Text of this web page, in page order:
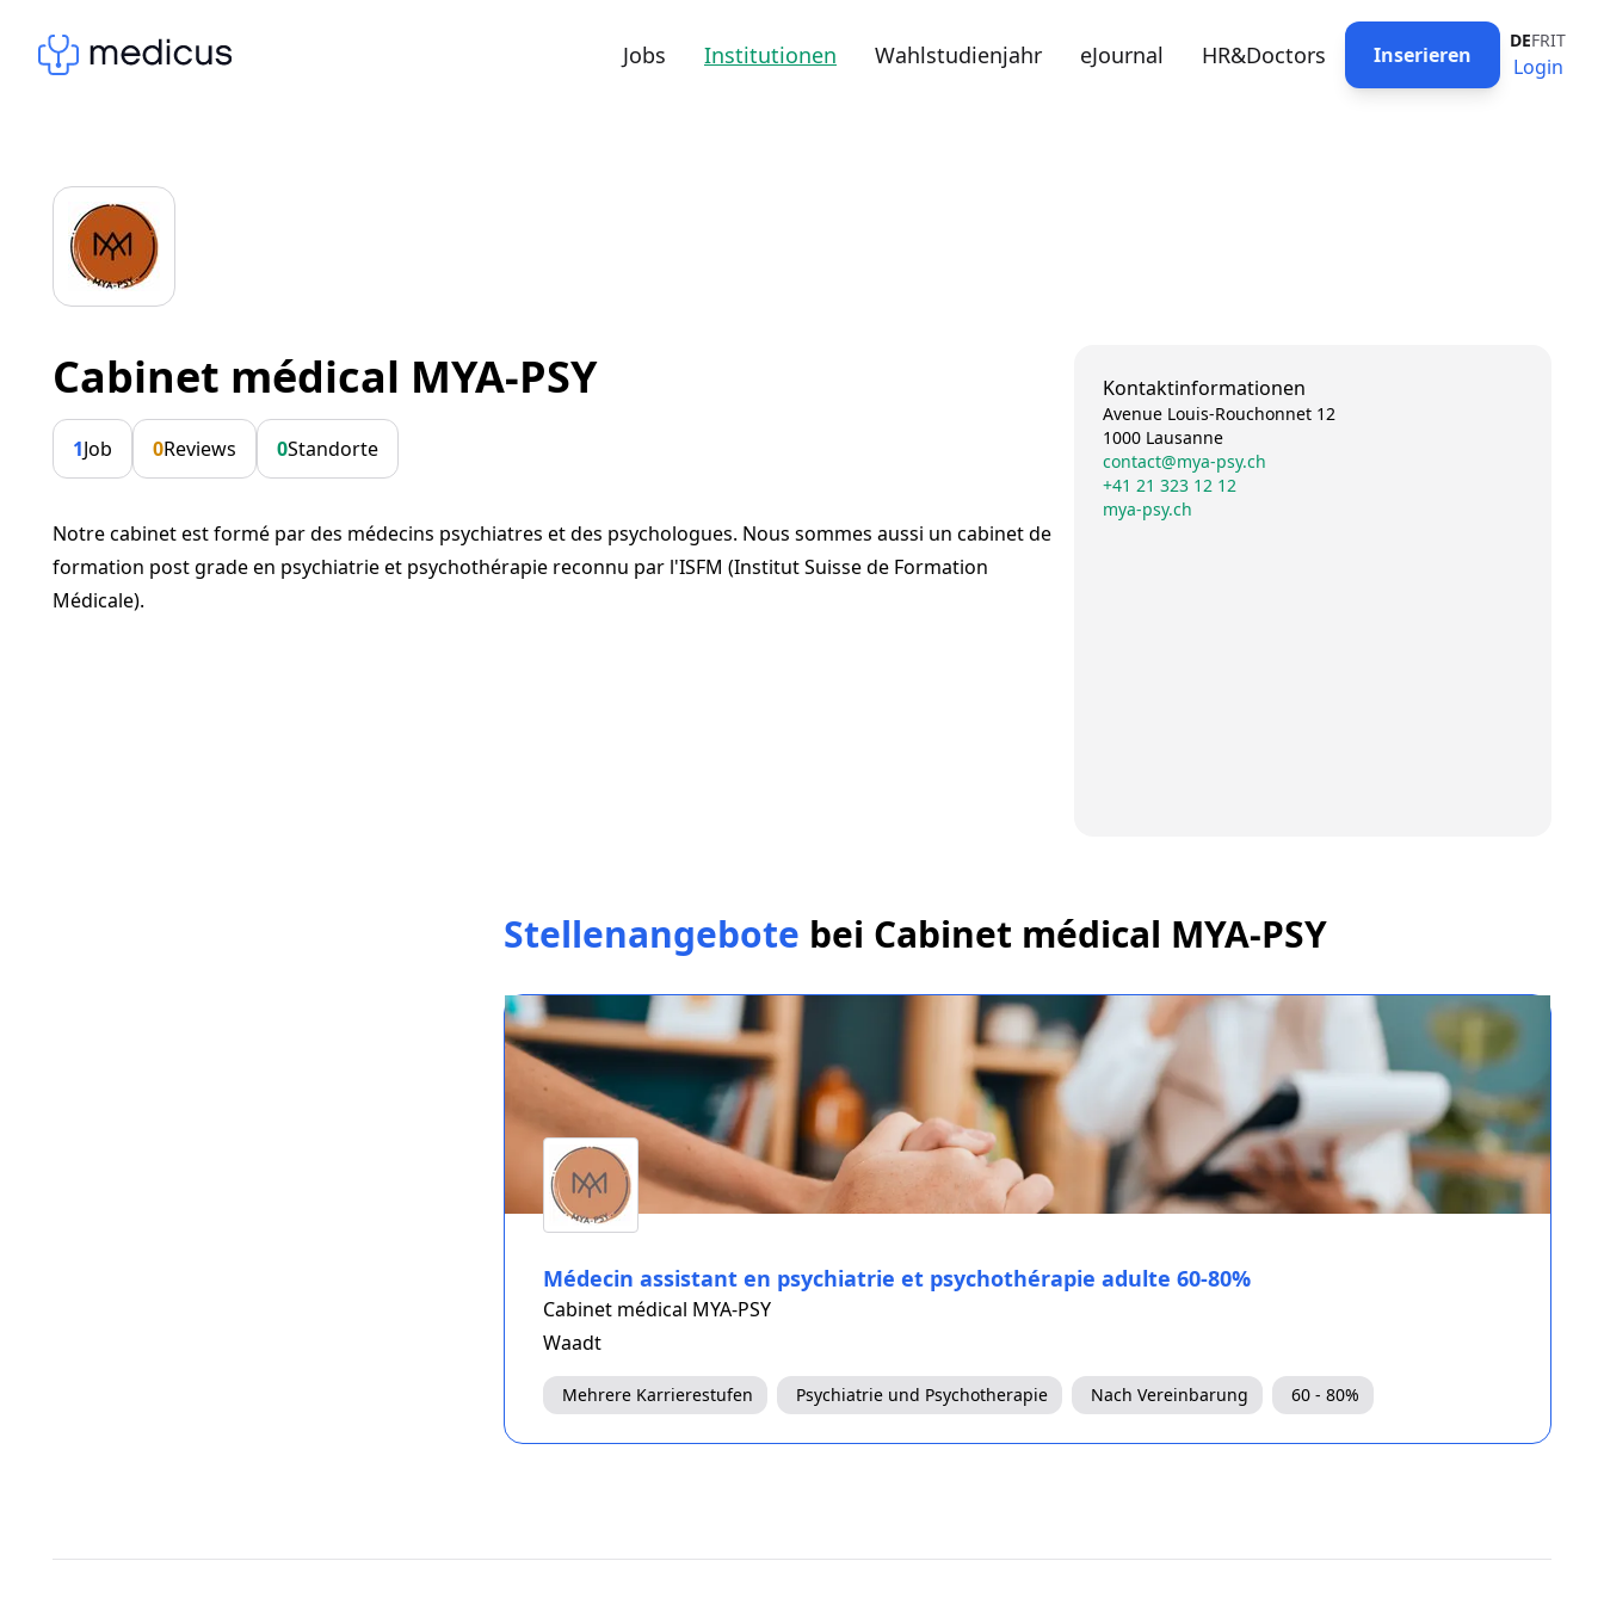
Jobs Institutionen Wahlstudienjahr eJournal HR&Doctors Inserieren
DEFRIT
Login
Cabinet médical MYA-PSY
1Job 0Reviews 0Standorte
Notre cabinet est formé par des médecins psychiatres et des psychologues. Nous sommes aussi un cabinet de
formation post grade en psychiatrie et psychothérapie reconnu par l'ISFM (Institut Suisse de Formation
Médicale).
Kontaktinformationen
Avenue Louis-Rouchonnet 12
1000 Lausanne
contact@mya-psy.ch
+41 21 323 12 12
mya-psy.ch
Stellenangebote bei Cabinet médical MYA-PSY
Médecin assistant en psychiatrie et psychothérapie adulte 60-80%
Cabinet médical MYA-PSY
Waadt
Mehrere Karrierestufen Psychiatrie und Psychotherapie Nach Vereinbarung 60 - 80%